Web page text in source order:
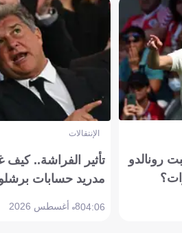
رونالدو
الإنتقالات
تأثير الفراشة..
مدريد حسابات
04:068 أغسطس 2026